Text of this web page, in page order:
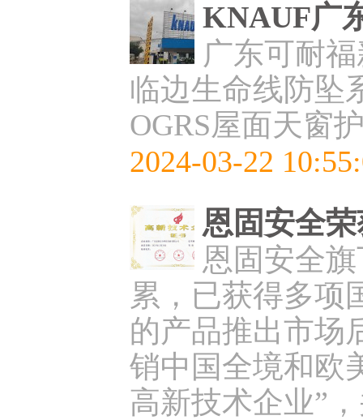
KNAUF广
广东可耐
临边生命线防坠
OGRS屋面天窗
2024-03-22
恩固安全
恩固安全
累，已获得多项
的产品推出市场
销中国全境和欧
高新技术企业”